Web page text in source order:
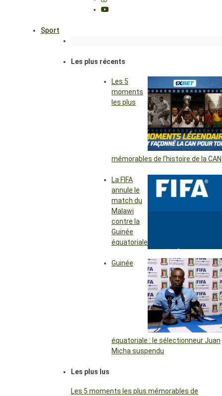
Sport
Les plus récents
Les 5
moments
les plus
mémorables de l’histoire de la CAN
La FIFA
annule le
match du
Malawi
contre la
Guinée
équatoriale
Guinée
équatoriale : le sélectionneur Juan
Micha suspendu
Les plus lus
Les 5 moments les plus mémorables de